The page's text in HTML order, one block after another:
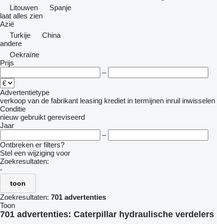
Litouwen
Spanje
laat alles zien
Azië
Turkije
China
andere
Oekraïne
Prijs
–
Advertentietype
verkoop van de fabrikant leasing krediet in termijnen inruil inwisselen
Conditie
nieuw gebruikt gereviseerd
Jaar
–
Ontbreken er filters?
Stel een wijziging voor
Zoekresultaten:
-
toon
Zoekresultaten: 701 advertenties
Toon
701 advertenties: Caterpillar hydraulische verdelers